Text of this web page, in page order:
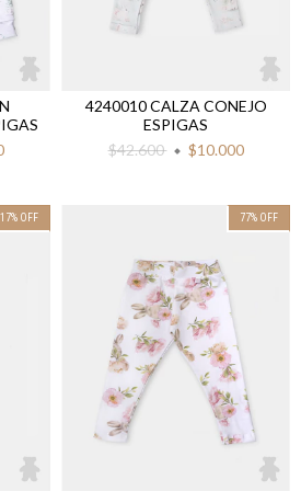
4240010 CALZA CONEJO
ESPIGAS
$42.600
$10.000
17% OFF 77% OFF